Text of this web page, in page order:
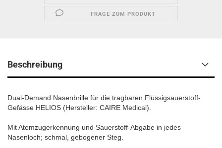
FRAGE ZUM PRODUKT
Beschreibung
Dual-Demand Nasenbrille für die tragbaren Flüssigsauerstoff-
Gefässe HELIOS (Hersteller: CAIRE Medical).
Mit Atemzugerkennung und Sauerstoff-Abgabe in jedes
Nasenloch; schmal, gebogener Steg.